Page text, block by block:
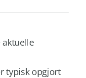
aktuelle
typisk opgjort